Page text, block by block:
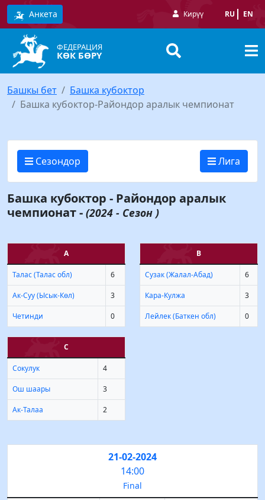
Анкета Кирүү RU EN
ФЕДЕРАЦИЯ
КӨК БӨРҮ
Башкы бет
Башка кубоктор
Башка кубоктор-Райондор аралык чемпионат
Сезондор Лига
Башка кубоктор - Райондор аралык
чемпионат - (2024 - Сезон )
А
Талас (Талас обл) 6
Ак-Суу (Ысык-Көл) 3
Четинди 0
В
Сузак (Жалал-Абад) 6
Кара-Кулжа 3
Лейлек (Баткен обл) 0
С
Сокулук 4
Ош шаары 3
Ак-Талаа 2
21-02-2024
14:00
Final